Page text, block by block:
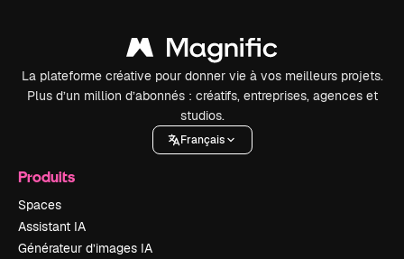
La plateforme créative pour donner vie à vos meilleurs projets.
Plus d’un million d’abonnés : créatifs, entreprises, agences et
studios.
Français
Produits
Spaces
Assistant IA
Générateur d’images IA